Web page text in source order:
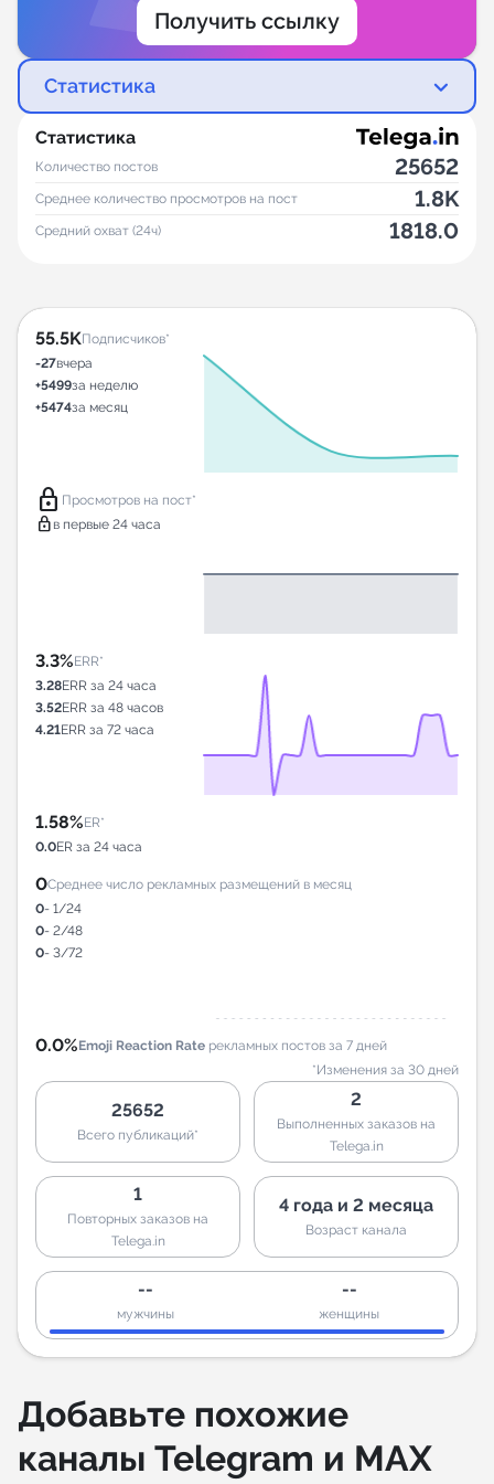
Получить ссылку
Статистика
Статистика
Количество постов 25652
Среднее количество просмотров на пост 1.8K
Средний охват (24ч) 1818.0
55.5KПодписчиков*
-27вчера
+5499за неделю
+5474за месяц
lock Просмотров на пост*
lock в первые 24 часа
3.3%ERR*
3.28ERR за 24 часа
3.52ERR за 48 часов
4.21ERR за 72 часа
1.58%ER*
0.0ER за 24 часа
0Среднее число рекламных размещений в месяц
0- 1/24
0- 2/48
0- 3/72
0.0%Emoji Reaction Rate рекламных постов за 7 дней
*Изменения за 30 дней
25652
Всего публикаций*
2
Выполненных заказов на
Telega.in
1
Повторных заказов на
Telega.in
4 года и 2 месяца
Возраст канала
--
мужчины
--
женщины
Добавьте похожие
каналы Telegram и MAX